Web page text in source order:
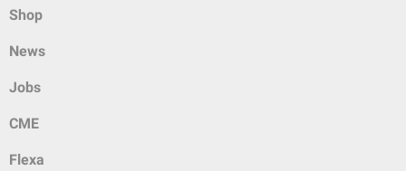
Shop
News
Jobs
CME
Flexa